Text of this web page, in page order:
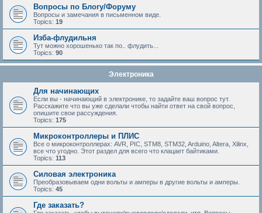
Вопросы по Блогу/Форуму
Вопросы и замечания в письменном виде.
Topics: 19
Изба-флудильня
Тут можно хорошенько так по.. флудить...
Topics: 90
Электроника
Для начинающих
Если вы - начинающий в электронике, то задайте ваш вопрос тут.
Расскажите что вы уже сделали чтобы найти ответ на свой вопрос,
опишите свои рассуждения.
Topics: 175
Микроконтроллеры и ПЛИС
Все о микроконтроллерах: AVR, PIC, STM8, STM32, Arduino, Altera, Xilinx,
все что угодно. Этот раздел для всего что клацает байтиками.
Topics: 113
Силовая электроника
Преобразовываем одни вольты и амперы в другие вольты и амперы.
Topics: 45
Где заказать?